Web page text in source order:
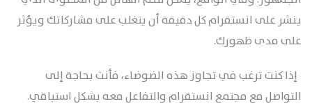
ينشر على انستقرام كل دقيقة أن يتغلب على مشاركاتك ويؤثر
على مدى ظهورك.
إذا كنت ترغب في تجاوز هذه الضوضاء، فأنت بحاجة إلى
التواصل مع مجتمع انستقرام والتفاعل معه بشكل استباقي.